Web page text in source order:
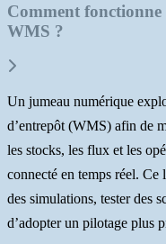
Comment
WMS ?
Un jumeau numérique
d’entrepôt (WMS) afin de
les stocks, les flux et les
connecté en temps réel.
des simulations, tester des
d’adopter un pilotage plus